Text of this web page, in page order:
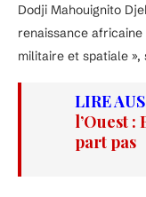
Dodji Mahouignito
renaissance
militaire et spatiale »,
LIRE
l’Ouest
part pas